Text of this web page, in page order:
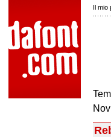
Il mio